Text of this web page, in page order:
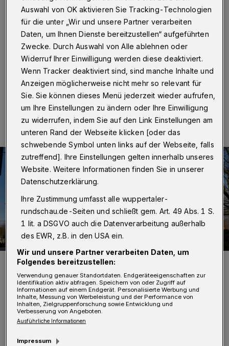
Wuppertal·Wegen Wartungsarbeiten bleibt die
Schwimmoper in Wuppertal am Dienstag (20. Oktober
2020) ganztägig und am Mittwoch (21. Oktober
2020) am Vormittag geschlossen.
15.10.2020 , 13:22 Uhr Eine Minute Lesezeit
Die Schwimmoper.
Die Schwimmoper an der Südstraße in
Auswahl von OK aktivieren Sie Tracking-Technologien
für die unter „Wir und unsere Partner verarbeiten
Daten, um Ihnen Dienste bereitzustellen“ aufgeführten
Zwecke. Durch Auswahl von Alle ablehnen oder
Widerruf Ihrer Einwilligung werden diese deaktiviert.
Wenn Tracker deaktiviert sind, sind manche Inhalte und
Anzeigen möglicherweise nicht mehr so relevant für
Sie. Sie können dieses Menü jederzeit wieder aufrufen,
um Ihre Einstellungen zu ändern oder Ihre Einwilligung
zu widerrufen, indem Sie auf den Link Einstellungen am
unteren Rand der Webseite klicken [oder das
schwebende Symbol unten links auf der Webseite, falls
zutreffend]. Ihre Einstellungen gelten innerhalb unseres
Website. Weitere Informationen finden Sie in unserer
Datenschutzerklärung.
Ihre Zustimmung umfasst alle wuppertaler-
rundschau.de-Seiten und schließt gem. Art. 49 Abs. 1 S.
1 lit. a DSGVO auch die Datenverarbeitung außerhalb
des EWR, z.B. in den USA ein.
Wir und unsere Partner verarbeiten Daten, um
Folgendes bereitzustellen:
Verwendung genauer Standortdaten. Endgeräteeigenschaften zur
Identifikation aktiv abfragen. Speichern von oder Zugriff auf
Informationen auf einem Endgerät. Personalisierte Werbung und
Inhalte, Messung von Werbeleistung und der Performance von
Inhalten, Zielgruppenforschung sowie Entwicklung und
Verbesserung von Angeboten.
Ausführliche Informationen
Impressum